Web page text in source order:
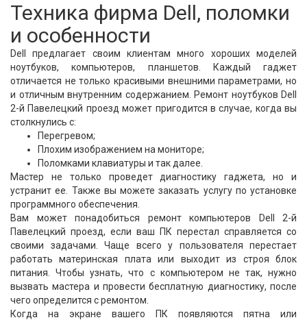
Техника фирма Dell, поломки
и особенности
Dell предлагает своим клиентам много хороших моделей
ноутбуков, компьютеров, планшетов. Каждый гаджет
отличается не только красивыми внешними параметрами, но
и отличным внутренним содержанием. Ремонт ноутбуков Dell
2-й Павелецкий проезд может пригодится в случае, когда вы
столкнулись с:
Перегревом;
Плохим изображением на мониторе;
Поломками клавиатуры и так далее.
Мастер не только проведет диагностику гаджета, но и
устранит ее. Также вы можете заказать услугу по установке
программного обеспечения.
Вам может понадобиться ремонт компьютеров Dell 2-й
Павелецкий проезд, если ваш ПК перестал справляется со
своими задачами. Чаще всего у пользователя перестает
работать материнская плата или выходит из строя блок
питания. Чтобы узнать, что с компьютером не так, нужно
вызвать мастера и провести бесплатную диагностику, после
чего определится с ремонтом.
Когда на экране вашего ПК появляются пятна или